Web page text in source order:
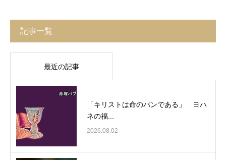
記事一覧
最近の記事
「キリストは命のパンである」 ヨハ
ネの福...
2026.08.02